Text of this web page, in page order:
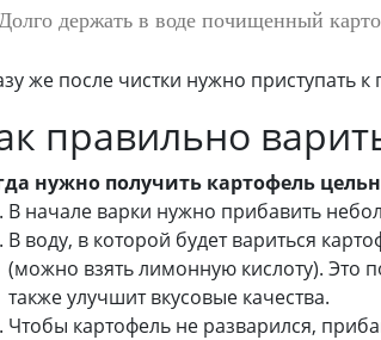
Долго держать в воде почищенный
же после чистки нужно приступать
правильно
нужно получить картофель
В начале варки нужно прибавить
В воду, в которой будет вариться
(можно взять лимонную кислоту). Это
также улучшит вкусовые качества.
Чтобы картофель не разварился,